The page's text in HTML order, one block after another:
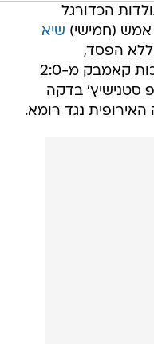
הכדורגל
אמש (חמישי) שיא
הפסד,
כשהשלימה את ה-49 שלה בזכות קאמבק מ-2:0
סטנישיץ' בדקה